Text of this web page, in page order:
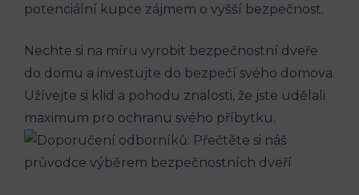
potenciální kupce zájmem o vyšší bezpečnost.
Nechte si na míru vyrobit bezpečnostní dveře
do domu a investujte do bezpečí svého domova.
Užívejte si klid a pohodu znalosti, že jste udělali
maximum pro ochranu svého příbytku.